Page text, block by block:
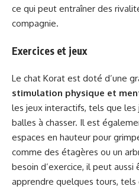
ce qui peut entraîner des
compagnie.
Exercices et jeux
Le chat Korat est doté d’une
stimulation physique et
les jeux interactifs, tels que les
balles à chasser. Il est
espaces en hauteur pour
comme des étagères ou un
besoin d’exercice, il peut
apprendre quelques tours,